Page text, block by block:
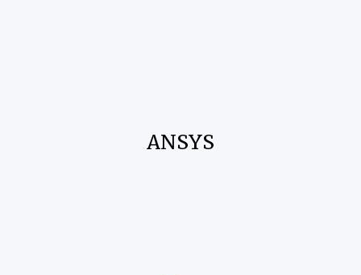
ANSYS